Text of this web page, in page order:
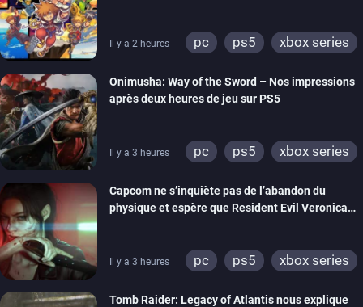
Il y a 2 heures pc ps5
xbox series
Onimusha: Way of the Sword – Nos impressions
après deux heures de jeu sur PS5
Il y a 3 heures pc ps5
xbox series
Capcom ne s’inquiète pas de l’abandon du
physique et espère que Resident Evil Veronica
Il y a 3 heures pc ps5
xbox series
Tomb Raider: Legacy of Atlantis nous explique